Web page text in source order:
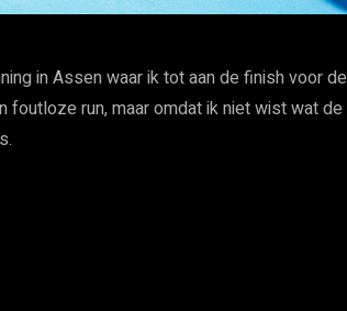
in Assen waar ik tot aan de finish voor de
foutloze run, maar omdat ik niet wist wat de